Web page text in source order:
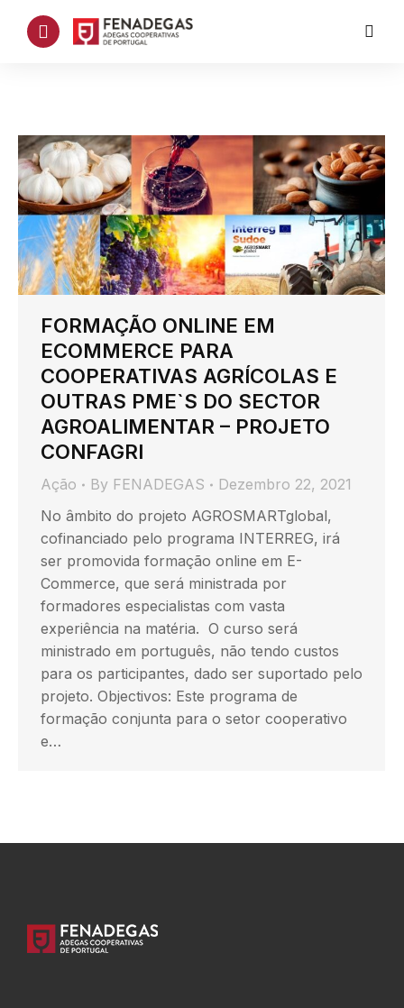
FORMAÇÃO ONLINE EM
ECOMMERCE PARA
COOPERATIVAS AGRÍCOLAS E
OUTRAS PME`S DO SECTOR
AGROALIMENTAR – PROJETO
CONFAGRI
Ação By FENADEGAS
Dezembro 22, 2021
No âmbito do projeto AGROSMARTglobal,
cofinanciado pelo programa INTERREG, irá
ser promovida formação online em E-
Commerce, que será ministrada por
formadores especialistas com vasta
experiência na matéria. O curso será
ministrado em português, não tendo custos
para os participantes, dado ser suportado pelo
projeto. Objectivos: Este programa de
formação conjunta para o setor cooperativo
e…